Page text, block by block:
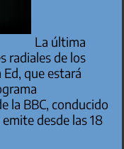
La última
radiales de los
que estará
la BBC, conducido
desde las 18